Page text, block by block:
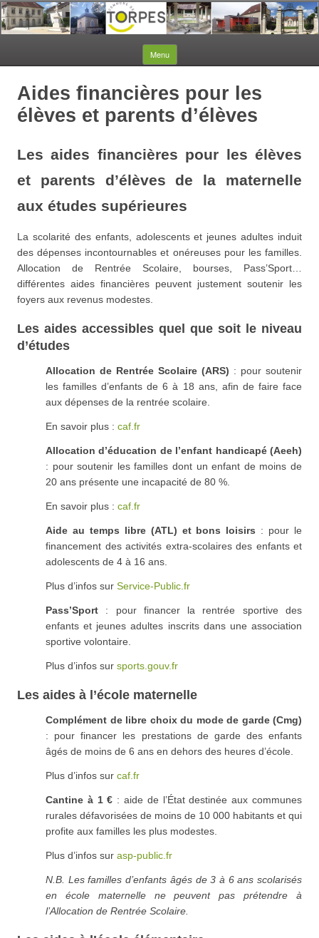
Menu Aller au contenu
Aides financières pour les
élèves et parents d’élèves
Les aides financières pour les élèves
et parents d’élèves de la maternelle
aux études supérieures
La scolarité des enfants, adolescents et jeunes adultes induit
des dépenses incontournables et onéreuses pour les familles.
Allocation de Rentrée Scolaire, bourses, Pass’Sport…
différentes aides financières peuvent justement soutenir les
foyers aux revenus modestes.
Les aides accessibles quel que soit le niveau
d’études
Allocation de Rentrée Scolaire (ARS) : pour soutenir
les familles d’enfants de 6 à 18 ans, afin de faire face
aux dépenses de la rentrée scolaire.
En savoir plus : caf.fr
Allocation d’éducation de l’enfant handicapé (Aeeh)
: pour soutenir les familles dont un enfant de moins de
20 ans présente une incapacité de 80 %.
En savoir plus : caf.fr
Aide au temps libre (ATL) et bons loisirs : pour le
financement des activités extra-scolaires des enfants et
adolescents de 4 à 16 ans.
Plus d’infos sur Service-Public.fr
Pass’Sport : pour financer la rentrée sportive des
enfants et jeunes adultes inscrits dans une association
sportive volontaire.
Plus d’infos sur sports.gouv.fr
Les aides à l’école maternelle
Complément de libre choix du mode de garde (Cmg)
: pour financer les prestations de garde des enfants
âgés de moins de 6 ans en dehors des heures d’école.
Plus d’infos sur caf.fr
Cantine à 1 € : aide de l’État destinée aux communes
rurales défavorisées de moins de 10 000 habitants et qui
profite aux familles les plus modestes.
Plus d’infos sur asp-public.fr
N.B. Les familles d’enfants âgés de 3 à 6 ans scolarisés
en école maternelle ne peuvent pas prétendre à
l’Allocation de Rentrée Scolaire.